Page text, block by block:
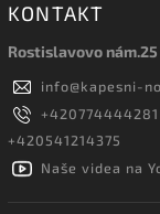
KONTAKT
Rostislavovo
info@kapesni-
+420774444281
+420541214375
Naše videa na